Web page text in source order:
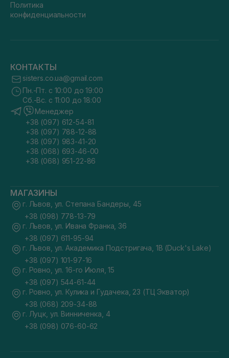
Политика
конфиденциальности
КОНТАКТЫ
sisters.co.ua@gmail.com
Пн.-Пт. с 10:00 до 19:00
Сб.-Вс. с 11:00 до 18:00
Менеджер
+38 (097) 612-54-81
+38 (097) 788-12-88
+38 (097) 983-41-20
+38 (068) 693-46-00
+38 (068) 951-22-86
МАГАЗИНЫ
г. Львов, ул. Степана Бандеры, 45
+38 (098) 778-13-79
г. Львов, ул. Ивана Франка, 36
+38 (097) 611-95-94
г. Львов, ул. Академика Подстригача, 1В (Duck's Lake)
+38 (097) 101-97-16
г. Ровно, ул. 16-го Июля, 15
+38 (097) 544-61-44
г. Ровно, ул. Кулика и Гудачека, 23 (ТЦ Экватор)
+38 (068) 209-34-88
г. Луцк, ул. Винниченка, 4
+38 (098) 076-60-62